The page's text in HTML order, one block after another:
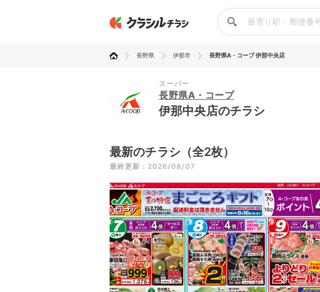
長野県 伊那市 長野県A・コープ 伊那中央店
スーパー
長野県A・コープ
伊那中央店のチラシ
最新のチラシ（全2枚）
最終更新：2026/08/07